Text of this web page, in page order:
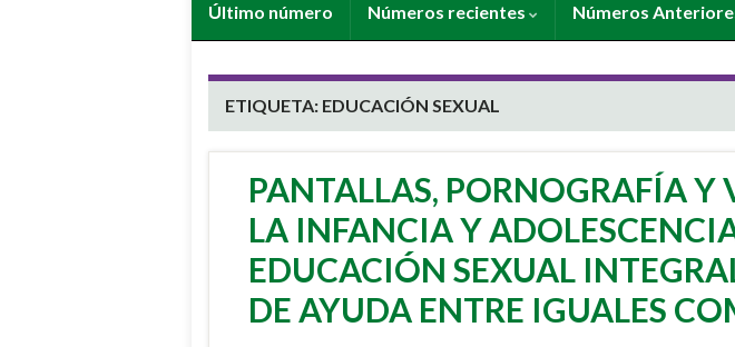
Último número Números recientes Números
ETIQUETA: EDUCACIÓN SEXUAL
PANTALLAS, PORNOGRAFÍA Y
LA INFANCIA Y
EDUCACIÓN SEXUAL
DE AYUDA ENTRE IGUALES